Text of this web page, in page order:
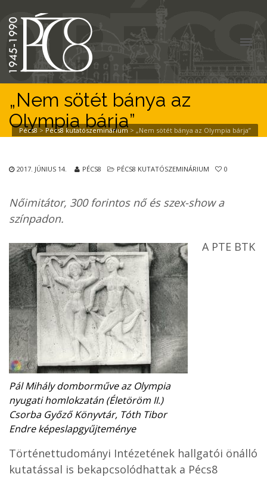
„Nem sötét bánya az
Olympia bárja”
Pécs8 > Pécs8 kutatószeminárium > „Nem sötét bánya az Olympia bárja”
2017. JÚNIUS 14. PÉCS8 PÉCS8 KUTATÓSZEMINÁRIUM 0
Nőimitátor, 300 forintos nő és szex-show a
színpadon.
Pál Mihály domborműve az Olympia
nyugati homlokzatán (Életöröm II.)
Csorba Győző Könyvtár, Tóth Tibor
Endre képeslapgyűjteménye
A PTE BTK
Történettudományi Intézetének hallgatói önálló
kutatással is bekapcsolódhattak a Pécs8